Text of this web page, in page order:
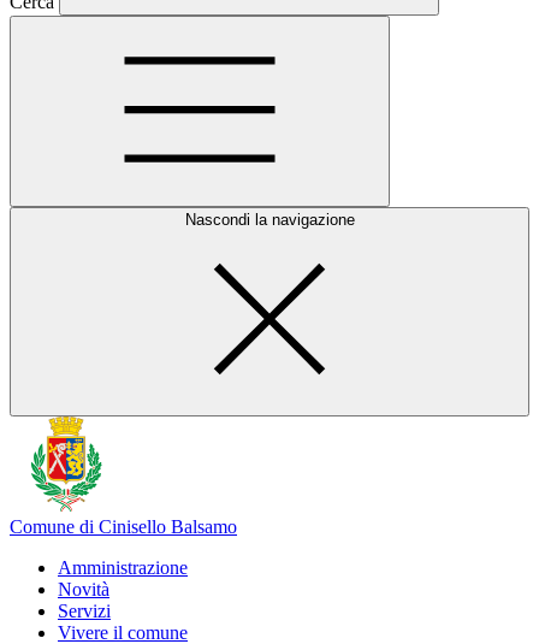
Nascondi la navigazione
Comune di Cinisello Balsamo
Amministrazione
Novità
Servizi
Vivere il comune